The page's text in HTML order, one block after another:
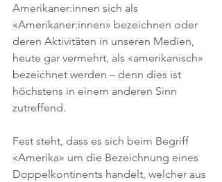
Amerikaner:innen sich als
«Amerikaner:innen» bezeichnen oder
deren Aktivitäten in unseren Medien,
heute gar vermehrt, als «amerikanisch»
bezeichnet werden – denn dies ist
höchstens in einem anderen Sinn
zutreffend.
Fest steht, dass es sich beim Begriff
«Amerika» um die Bezeichnung eines
Doppelkontinents handelt, welcher aus